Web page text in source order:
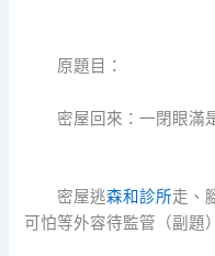
原題目：
密屋回來：一閉眼滿
密屋逃森和診所走、
可怕等外容待監管（副題）